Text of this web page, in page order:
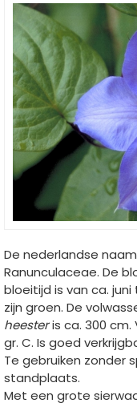
De nederlandse
Ranunculaceae. De
bloeitijd is van ca.
zijn groen. De
heesteris ca. 300
gr. C. Is goed
Te gebruiken zonder
standplaats.
Met een grote